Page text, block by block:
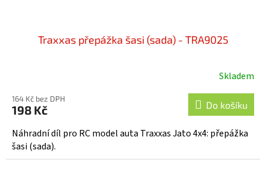
Traxxas přepážka šasi (sada) - TRA9025
Skladem
164 Kč bez DPH
198 Kč Do košíku
Náhradní díl pro RC model auta Traxxas Jato 4x4: přepážka
šasi (sada).